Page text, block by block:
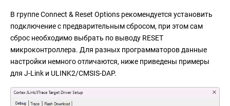
В группе Connect & Reset Options рекомендуется установить
подключение с предварительным сбросом, при этом сам
сброс необходимо выбрать по выводу RESET
микроконтроллера. Для разных программаторов данные
настройки немного отличаются, ниже приведены примеры
для J-Link и ULINK2/CMSIS-DAP.